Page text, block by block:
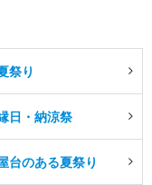
祭り
日・納涼祭
台のある夏祭り